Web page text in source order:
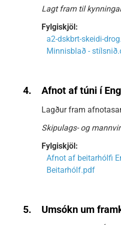
Lagt fram til
Fylgiskjöl:
a2-dskbrt-skeidi-
Minnisblað -
4. Afnot af túni í
Lagður fram
Skipulags- og
Fylgiskjöl:
Afnot af beitarhólfi
Beitarhólf.pdf
5. Umsókn um